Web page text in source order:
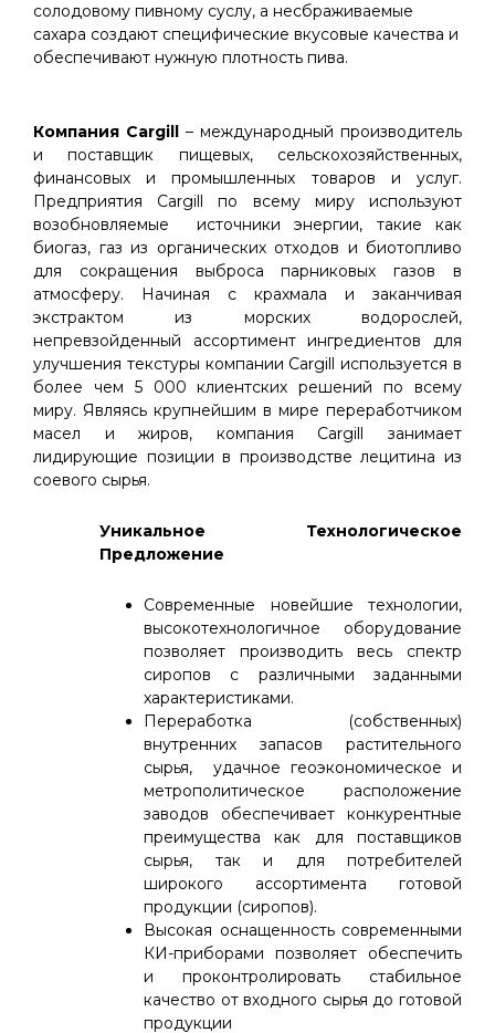
солодовому пивному суслу, а несбраживаемые
сахара создают специфические вкусовые качества и
обеспечивают нужную плотность пива.
Компания Cargill – международный производитель
и поставщик пищевых, сельскохозяйственных,
финансовых и промышленных товаров и услуг.
Предприятия Cargill по всему миру используют
возобновляемые источники энергии, такие как
биогаз, газ из органических отходов и биотопливо
для сокращения выброса парниковых газов в
атмосферу. Начиная с крахмала и заканчивая
экстрактом из морских водорослей,
непревзойденный ассортимент ингредиентов для
улучшения текстуры компании Cargill используется в
более чем 5 000 клиентских решений по всему
миру. Являясь крупнейшим в мире переработчиком
масел и жиров, компания Cargill занимает
лидирующие позиции в производстве лецитина из
соевого сырья.
Уникальное Технологическое
Предложение
Современные новейшие технологии,
высокотехнологичное оборудование
позволяет производить весь спектр
сиропов с различными заданными
характеристиками.
Переработка (собственных)
внутренних запасов растительного
сырья, удачное геоэкономическое и
метрополитическое расположение
заводов обеспечивает конкурентные
преимущества как для поставщиков
сырья, так и для потребителей
широкого ассортимента готовой
продукции (сиропов).
Высокая оснащенность современными
КИ-приборами позволяет обеспечить
и проконтролировать стабильное
качество от входного сырья до готовой
продукции